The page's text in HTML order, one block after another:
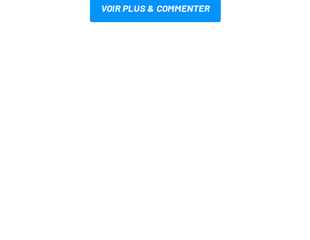
VOIR PLUS & COMMENTER